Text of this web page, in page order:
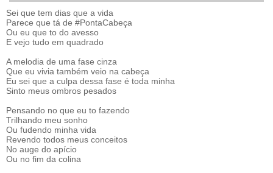
Sei que tem dias que a vida
Parece que tá de #PontaCabeça
Ou eu que to do avesso
E vejo tudo em quadrado
A melodia de uma fase cinza
Que eu vivia também veio na cabeça
Eu sei que a culpa dessa fase é toda minha
Sinto meus ombros pesados
Pensando no que eu to fazendo
Trilhando meu sonho
Ou fudendo minha vida
Revendo todos meus conceitos
No auge do apício
Ou no fim da colina